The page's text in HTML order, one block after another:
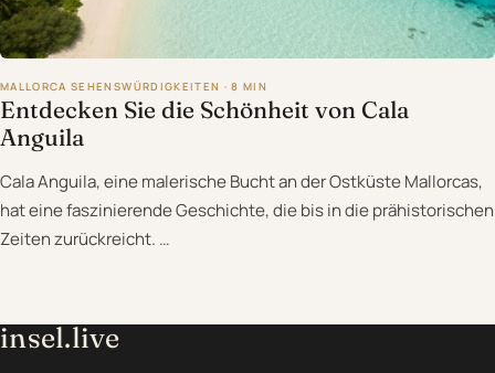
MALLORCA SEHENSWÜRDIGKEITEN · 8 MIN
Entdecken Sie die Schönheit von Cala
Anguila
Cala Anguila, eine malerische Bucht an der Ostküste Mallorcas,
hat eine faszinierende Geschichte, die bis in die prähistorischen
Zeiten zurückreicht. …
insel.live